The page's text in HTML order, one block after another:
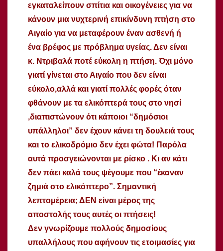
εγκαταλείπουν σπίτια και οικογένειες για να
κάνουν μια νυχτερινή επικίνδυνη πτήση στο
Αιγαίο για να μεταφέρουν έναν ασθενή ή
ένα βρέφος με πρόβλημα υγείας. Δεν είναι
κ. Ντριβαλά ποτέ εύκολη η πτήση. Όχι μόνο
γιατί γίνεται στο Αιγαίο που δεν είναι
εύκολο,αλλά και γιατί πολλές φορές όταν
φθάνουν με τα ελικόπτερά τους στο νησί
,διαπιστώνουν ότι κάποιοι “δημόσιοι
υπάλληλοι” δεν έχουν κάνει τη δουλειά τους
και το ελικοδρόμιο δεν έχει φώτα! Παρόλα
αυτά προσγειώνονται με ρίσκο . Κι αν κάτι
δεν πάει καλά τους ψέγουμε που “έκαναν
ζημιά στο ελικόπτερο”. Σημαντική
λεπτομέρεια; ΔΕΝ είναι μέρος της
αποστολής τους αυτές οι πτήσεις!
Δεν γνωρίζουμε πολλούς δημοσίους
υπαλλήλους που αφήνουν τις ετοιμασίες για